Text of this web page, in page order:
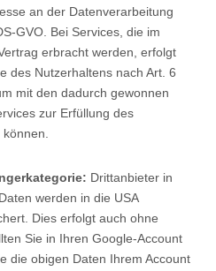
an der Datenverarbeitung
GVO. Bei Services, die im
erbracht werden, erfolgt
des Nutzerhaltens nach Art. 6
mit den dadurch gewonnen
zur Erfüllung des
Drittanbieter in
werden in die USA
Dies erfolgt auch ohne
Sie in Ihren Google-Account
die obigen Daten Ihrem Account